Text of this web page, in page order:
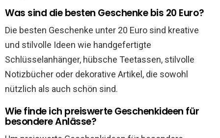
Was sind die besten Geschenke bis 20 Euro?
Die besten Geschenke unter 20 Euro sind kreative
und stilvolle Ideen wie handgefertigte
Schlüsselanhänger, hübsche Teetassen, stilvolle
Notizbücher oder dekorative Artikel, die sowohl
nützlich als auch schön sind.
Wie finde ich preiswerte Geschenkideen für
besondere Anlässe?